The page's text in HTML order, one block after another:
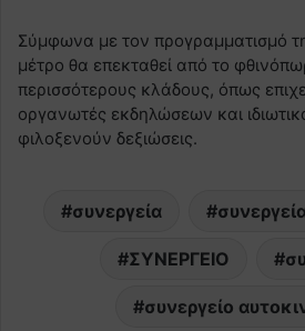
Σύμφωνα με τον προγραμματισμό
μέτρο θα επεκταθεί από το
περισσότερους κλάδους, όπως
οργανωτές εκδηλώσεων και
φιλοξενούν δεξιώσεις.
συνεργεία
ΣΥΝΕΡΓΕΙΟ
συνεργείο